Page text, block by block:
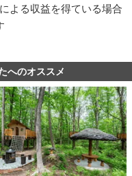
よる収益を得ている場合
へのオススメ